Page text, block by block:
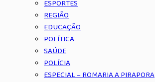
ESPORTES
REGIÃO
EDUCAÇÃO
POLÍTICA
SAÚDE
POLÍCIA
ESPECIAL – ROMARIA A PIRAPORA